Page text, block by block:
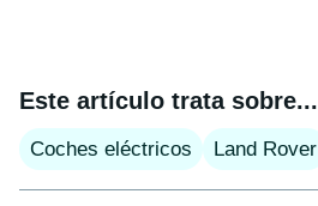
Este artículo trata sobre...
Coches eléctricos Land Rover